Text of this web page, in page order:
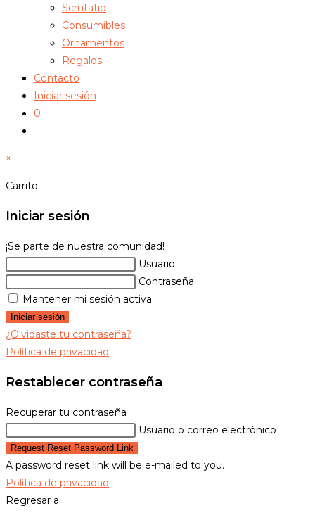
Scrutatio
Consumibles
Ornamentos
Regalos
Contacto
Iniciar sesión
0
la
×
Carrito
Iniciar sesión
¡Se parte de nuestra comunidad!
Usuario
Contraseña
Mantener mi sesión activa
Iniciar sesión
¿Olvidaste tu contraseña?
Política de privacidad
Restablecer contraseña
Recuperar tu contraseña
Usuario o correo electrónico
Request Reset Password Link
A password reset link will be e-mailed to you.
Política de privacidad
Regresar a